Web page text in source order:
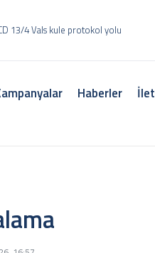
13/4 Vals kule protokol yolu
Haberler